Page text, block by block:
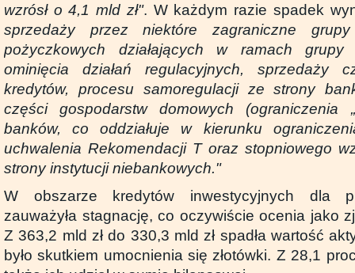
wzrósł o 4,1 mld zł". W każdym razie spadek
sprzedaży przez niektóre zagraniczne
pożyczkowych działających w ramach
ominięcia działań regulacyjnych, sprzedaży
kredytów, procesu samoregulacji ze strony
części gospodarstw domowych (ograniczenia
banków, co oddziałuje w kierunku
uchwalenia Rekomendacji T oraz stopniowego
strony instytucji niebankowych."
W obszarze kredytów inwestycyjnych dla
zauważyła stagnację, co oczywiście ocenia jako
Z 363,2 mld zł do 330,3 mld zł spadła wartość
było skutkiem umocnienia się złotówki. Z 28,1